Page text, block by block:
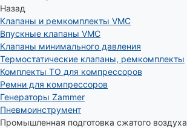
Назад
Клапаны и ремкомплекты VMC
Впускные клапаны VMC
Клапаны минимального давления
Термостатические клапаны, ремкомплекты
Комплекты ТО для компрессоров
Ремни для компрессоров
Генераторы Zammer
Пневмоинструмент
Промышленная подготовка сжатого воздуха